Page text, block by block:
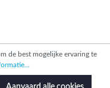
de best mogelijke ervaring te